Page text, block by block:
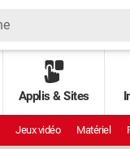
Applis & Sites
Jeux vidéo Matériel